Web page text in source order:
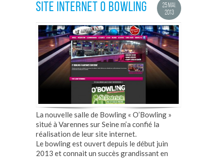
25 MAI.
2013
SITE INTERNET O BOWLING
La nouvelle salle de Bowling « O’Bowling »
situé à Varennes sur Seine m’a confié la
réalisation de leur site internet.
Le bowling est ouvert depuis le début juin
2013 et connait un succès grandissant en